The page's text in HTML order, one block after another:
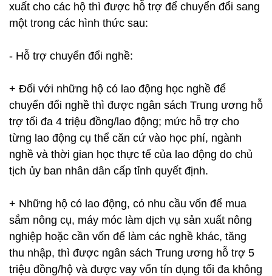
xuất cho các hộ thì được hỗ trợ để chuyển đổi sang
một trong các hình thức sau:
- Hỗ trợ chuyển đổi nghề:
+ Đối với những hộ có lao động học nghề để
chuyển đổi nghề thì được ngân sách Trung ương hỗ
trợ tối đa 4 triệu đồng/lao động; mức hỗ trợ cho
từng lao động cụ thể căn cứ vào học phí, ngành
nghề và thời gian học thực tế của lao động do chủ
tịch ủy ban nhân dân cấp tỉnh quyết định.
+ Những hộ có lao động, có nhu cầu vốn để mua
sắm nông cụ, máy móc làm dịch vụ sản xuất nông
nghiệp hoặc cần vốn để làm các nghề khác, tăng
thu nhập, thì được ngân sách Trung ương hỗ trợ 5
triệu đồng/hộ và được vay vốn tín dụng tối đa không